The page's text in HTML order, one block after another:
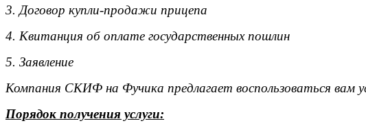
3. Договор купли-продажи прицепа
4. Квитанция об оплате государственных пошлин
5. Заявление
Компания СКИФ на Фучика предлагает воспользоваться вам
Порядок получения услуги: